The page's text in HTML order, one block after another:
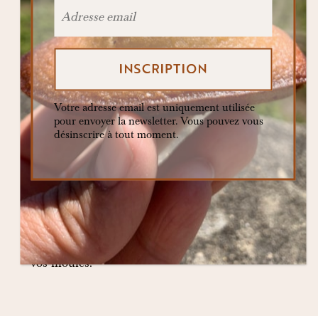
les inclinant de côté sur la plaque de cuisson.
Cette recette de madeleines se suffit à elle-
même mais vous pouvez aussi lui donner un
peu de peps en badigeonnant les madeleines
à la sortie du four avec un glaçage citron
(mélange de sucre glace et jus de citron).
L’astuce de la Bosse :
comment faire pour
avoir une jolie bosse ? la base c’est d’avoir une
pâte bien froide et un four très chaud. Mais le
petit secret c’est aussi de ne pas trop remplir
vos moules.
Votre adresse email est uniquement utilisée
pour envoyer la newsletter. Vous pouvez vous
désinscrire à tout moment.